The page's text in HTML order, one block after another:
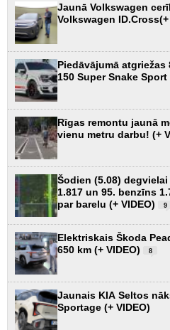
Jaunā Volkswagen
Volkswagen ID.Cross(+
Piedāvājumā
150 Super Snake Sport
Rīgas remontu jaunā
vienu metru darbu! (+
Šodien (5.08)
1.817 un 95. benzīns
par barelu (+ VIDEO)
9
Elektriskais Škoda
650 km (+ VIDEO)
8
Jaunais KIA Seltos
Sportage (+ VIDEO)